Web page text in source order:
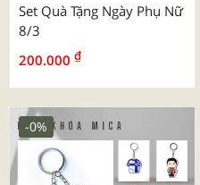
Set Quà Tặng Ngày Phụ Nữ
8/3
200.000 ₫
-0%